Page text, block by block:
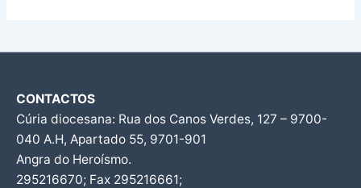
CONTACTOS
Cúria diocesana: Rua dos Canos Verdes, 127 – 9700-
040 A.H, Apartado 55, 9701-901
Angra do Heroísmo.
295216670; Fax 295216661;